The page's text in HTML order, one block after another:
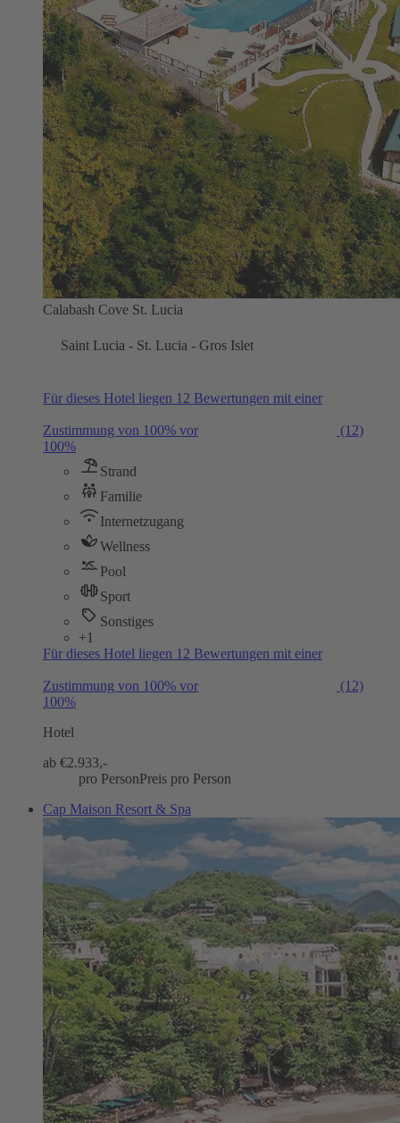
Calabash Cove St. Lucia
Saint Lucia - St. Lucia - Gros Islet
Für dieses Hotel liegen 12 Bewertungen mit einer
Zustimmung von 100% vor
(12)
100%
Strand
Familie
Internetzugang
Wellness
Pool
Sport
Sonstiges
+1
Für dieses Hotel liegen 12 Bewertungen mit einer
Zustimmung von 100% vor
(12)
100%
Hotel
ab €2.933,-
pro PersonPreis pro Person
Cap Maison Resort & Spa